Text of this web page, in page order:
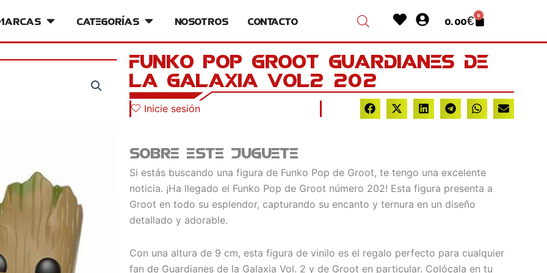
Open MarcasCategorías Open Categorías
Nosotros Contacto HeartUser-
circle
0.00€ 0
Cart
Funko Pop Groot Guardianes De
La galaxia Vol2 202
Inicie sesión
Sobre este juguete
Si estás buscando una figura de Funko Pop de Groot, te tengo una excelente
noticia. ¡Ha llegado el Funko Pop de Groot número 202! Esta figura presenta a
Groot en todo su esplendor, capturando su encanto y ternura en un diseño
detallado y adorable.
Con una altura de 9 cm, esta figura de vinilo es el regalo perfecto para cualquier
fan de Guardianes de la Galaxia Vol. 2 y de Groot en particular. Colócala en tu